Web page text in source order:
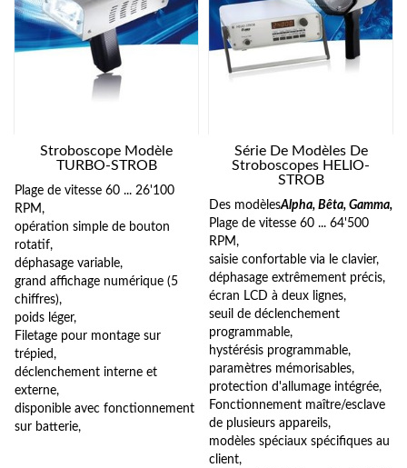
Stroboscope Modèle
TURBO-STROB
Plage de vitesse 60 ... 26'100
RPM,
opération simple de bouton
rotatif,
déphasage variable,
grand affichage numérique (5
chiffres),
poids léger,
Filetage pour montage sur
trépied,
déclenchement interne et
externe,
disponible avec fonctionnement
sur batterie,
Série De Modèles De
Stroboscopes HELIO-
STROB
Des modèlesAlpha, Bêta, Gamma,
Plage de vitesse 60 ... 64'500
RPM,
saisie confortable via le clavier,
déphasage extrêmement précis,
écran LCD à deux lignes,
seuil de déclenchement
programmable,
hystérésis programmable,
paramètres mémorisables,
protection d'allumage intégrée,
Fonctionnement maître/esclave
de plusieurs appareils,
modèles spéciaux spécifiques au
client,